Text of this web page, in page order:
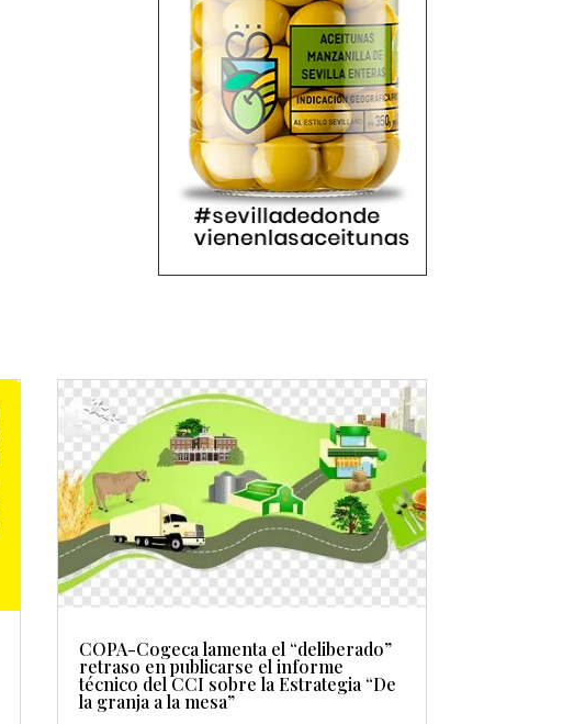
COPA-Cogeca lamenta el “deliberado”
retraso en publicarse el informe
técnico del CCI sobre la Estrategia “De
la granja a la mesa”